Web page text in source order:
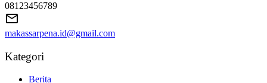
08123456789
makassarpena.id@gmail.com
Kategori
Berita